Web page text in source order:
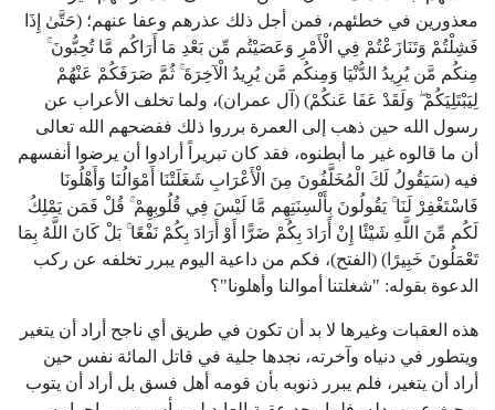
معذورين في خطئهم، فمن أجل ذلك عذرهم وعفا عنهم؛ (حَتَّىٰ إِذَا
فَشِلْتُمْ وَتَنَازَعْتُمْ فِي الْأَمْرِ وَعَصَيْتُم مِّن بَعْدِ مَا أَرَاكُم مَّا تُحِبُّونَ ۚ
مِنكُم مَّن يُرِيدُ الدُّنْيَا وَمِنكُم مَّن يُرِيدُ الْآخِرَةَ ۚ ثُمَّ صَرَفَكُمْ عَنْهُمْ
لِيَبْتَلِيَكُمْ ۖ وَلَقَدْ عَفَا عَنكُمْ) (آل عمران)، ولما تخلف الأعراب عن
رسول الله حين ذهب إلى العمرة برروا ذلك ففضحهم الله تعالى
أن ما قالوه غير ما أبطنوه، فقد كان تبريراً أرادوا أن يرضوا أنفسهم
فيه (سَيَقُولُ لَكَ الْمُخَلَّفُونَ مِنَ الْأَعْرَابِ شَغَلَتْنَا أَمْوَالُنَا وَأَهْلُونَا
فَاسْتَغْفِرْ لَنَا ۚ يَقُولُونَ بِأَلْسِنَتِهِم مَّا لَيْسَ فِي قُلُوبِهِمْ ۚ قُلْ فَمَن يَمْلِكُ
لَكُم مِّنَ اللَّهِ شَيْئًا إِنْ أَرَادَ بِكُمْ ضَرًّا أَوْ أَرَادَ بِكُمْ نَفْعًا ۚ بَلْ كَانَ اللَّهُ بِمَا
تَعْمَلُونَ خَبِيرًا) (الفتح)، فكم من داعية اليوم يبرر تخلفه عن ركب
الدعوة بقوله: "شغلتنا أموالنا وأهلونا"؟
هذه العقبات وغيرها لا بد أن تكون في طريق أي ناجح أراد أن يتغير
ويتطور في دنياه وآخرته، نجدها جلية في قاتل المائة نفس حين
أراد أن يتغير، فلم يبرر ذنوبه بأن قومه أهل فسق بل أراد أن يتوب